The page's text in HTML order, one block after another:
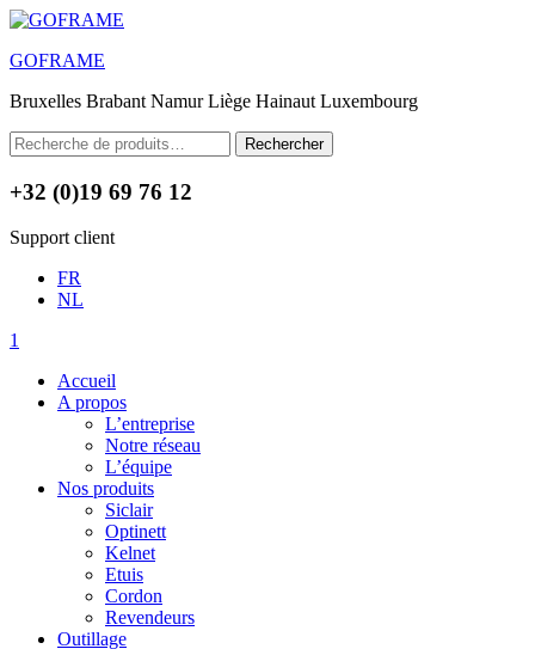
Menu
GOFRAME
Bruxelles Brabant Namur Liège Hainaut Luxembourg
Rechercher :
Rechercher
+32 (0)19 69 76 12
Support client
FR
NL
1
Accueil
A propos
L’entreprise
Notre réseau
L’équipe
Nos produits
Siclair
Optinett
Kelnet
Etuis
Cordon
Revendeurs
Outillage